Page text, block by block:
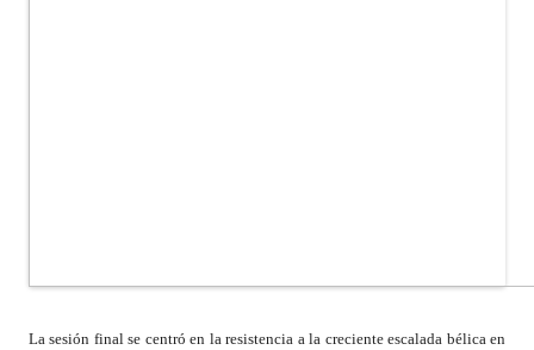
La sesión final se centró en la resistencia a la creciente escalada bélica en